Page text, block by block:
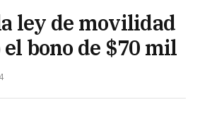
ley de movilidad
bono de $70 mil